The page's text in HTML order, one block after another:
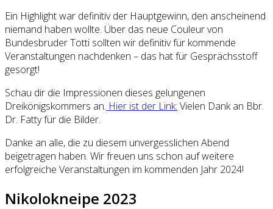
Ein Highlight war definitiv der Hauptgewinn, den anscheinend
niemand haben wollte. Über das neue Couleur von
Bundesbruder Totti sollten wir definitiv für kommende
Veranstaltungen nachdenken – das hat für Gesprächsstoff
gesorgt!
Schau dir die Impressionen dieses gelungenen
Dreikönigskommers an. Hier ist der Link: Vielen Dank an Bbr.
Dr. Fatty für die Bilder.
Danke an alle, die zu diesem unvergesslichen Abend
beigetragen haben. Wir freuen uns schon auf weitere
erfolgreiche Veranstaltungen im kommenden Jahr 2024!
Nikolokneipe 2023